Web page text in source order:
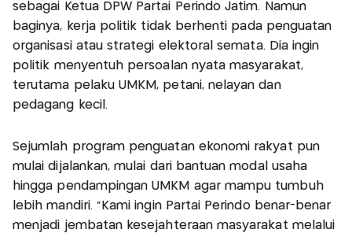
sebagai Ketua DPW Partai Perindo Jatim. Namun
baginya, kerja politik tidak berhenti pada penguatan
organisasi atau strategi elektoral semata. Dia ingin
politik menyentuh persoalan nyata masyarakat,
terutama pelaku UMKM, petani, nelayan dan
pedagang kecil.
Sejumlah program penguatan ekonomi rakyat pun
mulai dijalankan, mulai dari bantuan modal usaha
hingga pendampingan UMKM agar mampu tumbuh
lebih mandiri. “Kami ingin Partai Perindo benar-benar
menjadi jembatan kesejahteraan masyarakat melalui